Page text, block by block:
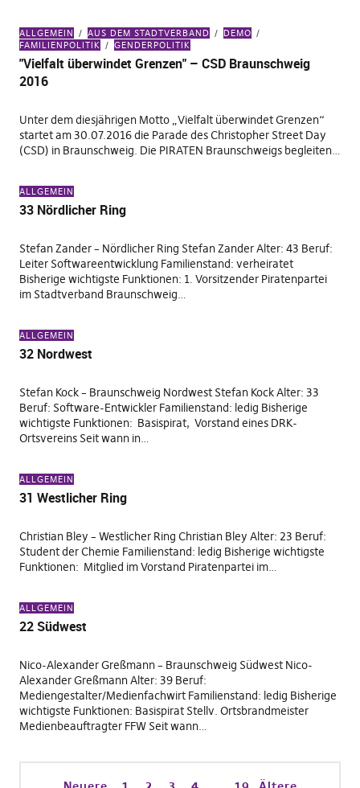
ALLGEMEIN AUS DEM STADTVERBAND
DEMO
FAMILIENPOLITIK
GENDERPOLITIK
"Vielfalt überwindet Grenzen" – CSD Braunschweig
2016
Unter dem diesjährigen Motto „Vielfalt überwindet Grenzen“
startet am 30.07.2016 die Parade des Christopher Street Day
(CSD) in Braunschweig. Die PIRATEN Braunschweigs begleiten…
ALLGEMEIN
33 Nördlicher Ring
Stefan Zander – Nördlicher Ring Stefan Zander Alter: 43 Beruf:
Leiter Softwareentwicklung Familienstand: verheiratet
Bisherige wichtigste Funktionen: 1. Vorsitzender Piratenpartei
im Stadtverband Braunschweig…
ALLGEMEIN
32 Nordwest
Stefan Kock – Braunschweig Nordwest Stefan Kock Alter: 33
Beruf: Software-Entwickler Familienstand: ledig Bisherige
wichtigste Funktionen: Basispirat, Vorstand eines DRK-
Ortsvereins Seit wann in…
ALLGEMEIN
31 Westlicher Ring
Christian Bley – Westlicher Ring Christian Bley Alter: 23 Beruf:
Student der Chemie Familienstand: ledig Bisherige wichtigste
Funktionen: Mitglied im Vorstand Piratenpartei im…
ALLGEMEIN
22 Südwest
Nico-Alexander Greßmann – Braunschweig Südwest Nico-
Alexander Greßmann Alter: 39 Beruf:
Mediengestalter/Medienfachwirt Familienstand: ledig Bisherige
wichtigste Funktionen: Basispirat Stellv. Ortsbrandmeister
Medienbeauftragter FFW Seit wann…